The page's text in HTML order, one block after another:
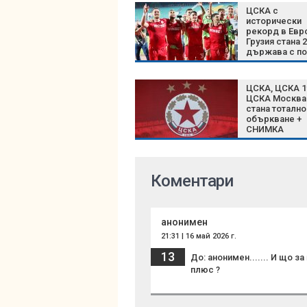
ЦСКА с
исторически
рекорд в
Грузия стана
държава с
на
ЦСКА, ЦСКА
ЦСКА
стана тотално
объркване +
СНИМКА
Коментари
анонимен
21:31 | 16 май 2026 г.
13
До: анонимен....... И що за
плюс ?